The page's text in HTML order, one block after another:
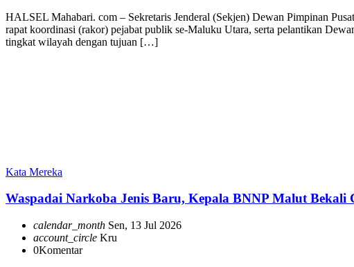
HALSEL Mahabari. com – Sekretaris Jenderal (Sekjen) Dewan Pimpinan
rapat koordinasi (rakor) pejabat publik se-Maluku Utara, serta pelantikan
tingkat wilayah dengan tujuan […]
Kata Mereka
Waspadai Narkoba Jenis Baru, Kepala BNNP Malut Bekali
calendar_month Sen, 13 Jul 2026
account_circle Kru
0Komentar